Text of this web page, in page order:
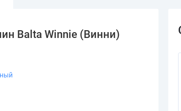
Balta Winnie (Винни)